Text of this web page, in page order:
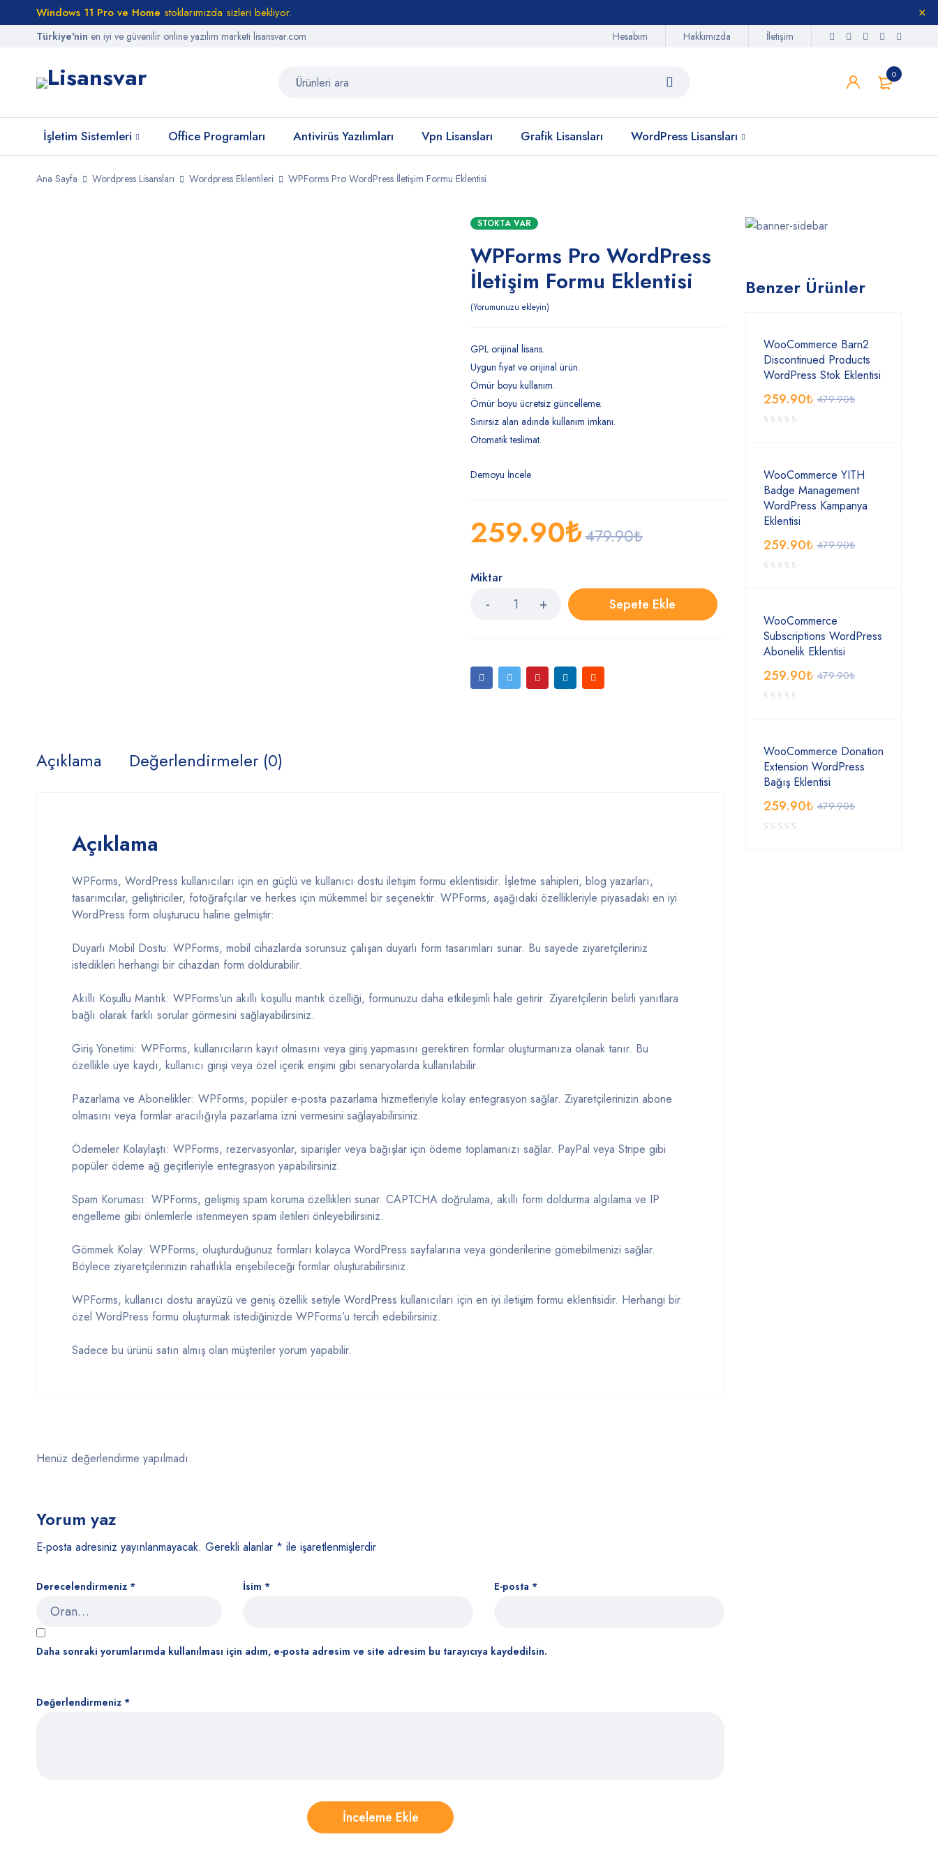
Windows 11 Pro ve Home stoklarımızda sizleri bekliyor.
Türkiye'nin en iyi ve güvenilir online yazılım marketi lisansvar.com Hesabım Hakkımızda İletişim
0
İşletim Sistemleri Office Programları Antivirüs Yazılımları Vpn Lisansları Grafik Lisansları WordPress Lisansları
Ana Sayfa Wordpress Lisansları Wordpress Eklentileri WPForms Pro WordPress İletişim Formu Eklentisi
STOKTA VAR
WPForms Pro WordPress
İletişim Formu Eklentisi
Yorumunuzu ekleyin
GPL orijinal lisans.
Uygun fiyat ve orijinal ürün.
Ömür boyu kullanım.
Ömür boyu ücretsiz güncelleme.
Sınırsız alan adında kullanım imkanı.
Otomatik teslimat.
Demoyu İncele
479.90₺
259.90₺
Miktar
Sepete Ekle
Açıklama Değerlendirmeler (0)
Açıklama
WPForms, WordPress kullanıcıları için en güçlü ve kullanıcı dostu iletişim formu eklentisidir. İşletme sahipleri, blog yazarları,
tasarımcılar, geliştiriciler, fotoğrafçılar ve herkes için mükemmel bir seçenektir. WPForms, aşağıdaki özellikleriyle piyasadaki en iyi
WordPress form oluşturucu haline gelmiştir:
Duyarlı Mobil Dostu: WPForms, mobil cihazlarda sorunsuz çalışan duyarlı form tasarımları sunar. Bu sayede ziyaretçileriniz
istedikleri herhangi bir cihazdan form doldurabilir.
Akıllı Koşullu Mantık: WPForms’un akıllı koşullu mantık özelliği, formunuzu daha etkileşimli hale getirir. Ziyaretçilerin belirli yanıtlara
bağlı olarak farklı sorular görmesini sağlayabilirsiniz.
Giriş Yönetimi: WPForms, kullanıcıların kayıt olmasını veya giriş yapmasını gerektiren formlar oluşturmanıza olanak tanır. Bu
özellikle üye kaydı, kullanıcı girişi veya özel içerik erişimi gibi senaryolarda kullanılabilir.
Pazarlama ve Abonelikler: WPForms, popüler e-posta pazarlama hizmetleriyle kolay entegrasyon sağlar. Ziyaretçilerinizin abone
olmasını veya formlar aracılığıyla pazarlama izni vermesini sağlayabilirsiniz.
Ödemeler Kolaylaştı: WPForms, rezervasyonlar, siparişler veya bağışlar için ödeme toplamanızı sağlar. PayPal veya Stripe gibi
popüler ödeme ağ geçitleriyle entegrasyon yapabilirsiniz.
Spam Koruması: WPForms, gelişmiş spam koruma özellikleri sunar. CAPTCHA doğrulama, akıllı form doldurma algılama ve IP
engelleme gibi önlemlerle istenmeyen spam iletileri önleyebilirsiniz.
Gömmek Kolay: WPForms, oluşturduğunuz formları kolayca WordPress sayfalarına veya gönderilerine gömebilmenizi sağlar.
Böylece ziyaretçilerinizin rahatlıkla erişebileceği formlar oluşturabilirsiniz.
WPForms, kullanıcı dostu arayüzü ve geniş özellik setiyle WordPress kullanıcıları için en iyi iletişim formu eklentisidir. Herhangi bir
özel WordPress formu oluşturmak istediğinizde WPForms’u tercih edebilirsiniz.
Sadece bu ürünü satın almış olan müşteriler yorum yapabilir.
Henüz değerlendirme yapılmadı.
Yorum yaz
E-posta adresiniz yayınlanmayacak. Gerekli alanlar * ile işaretlenmişlerdir
Derecelendirmeniz *
Değerlendirmeniz *
İsim * E-posta *
Daha sonraki yorumlarımda kullanılması için adım, e-posta adresim ve site adresim bu tarayıcıya kaydedilsin.
Benzer Ürünler
WooCommerce Barn2
Discontinued Products
WordPress Stok Eklentisi
479.90₺
259.90₺
WooCommerce YITH
Badge Management
WordPress Kampanya
Eklentisi
479.90₺
259.90₺
WooCommerce
Subscriptions WordPress
Abonelik Eklentisi
479.90₺
259.90₺
WooCommerce Donation
Extension WordPress
Bağış Eklentisi
479.90₺
259.90₺